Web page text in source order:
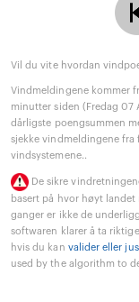
Vil du vite hvordan
Vindmeldingene kommer
minutter siden (Fredag 07
dårligste poengsummen
sjekke vindmeldingene fra
vindsystemene..
De sikre
basert på hvor høyt
ganger er ikke de
softwaren klarer å ta
hvis du kan valider eller
used by the algorithm to